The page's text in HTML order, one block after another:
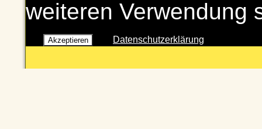
weiteren Verwendung
Akzeptieren Datenschutzerklärung